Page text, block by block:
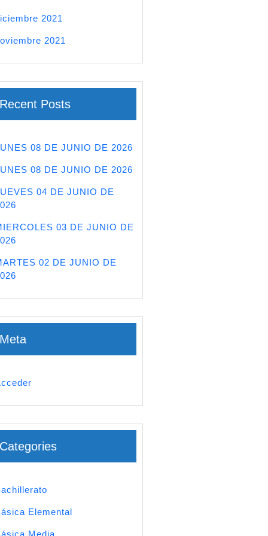
2021
2021
Recent Posts
08 DE JUNIO DE 2026
08 DE JUNIO DE 2026
04 DE JUNIO DE
03 DE JUNIO DE
02 DE JUNIO DE
Meta
Categories
Elemental
Media